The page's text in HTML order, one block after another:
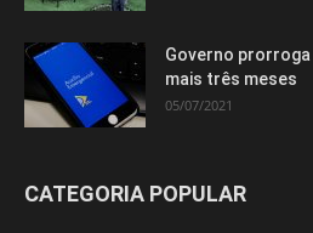
Governo
mais três meses
05/07/2021
CATEGORIA POPULAR